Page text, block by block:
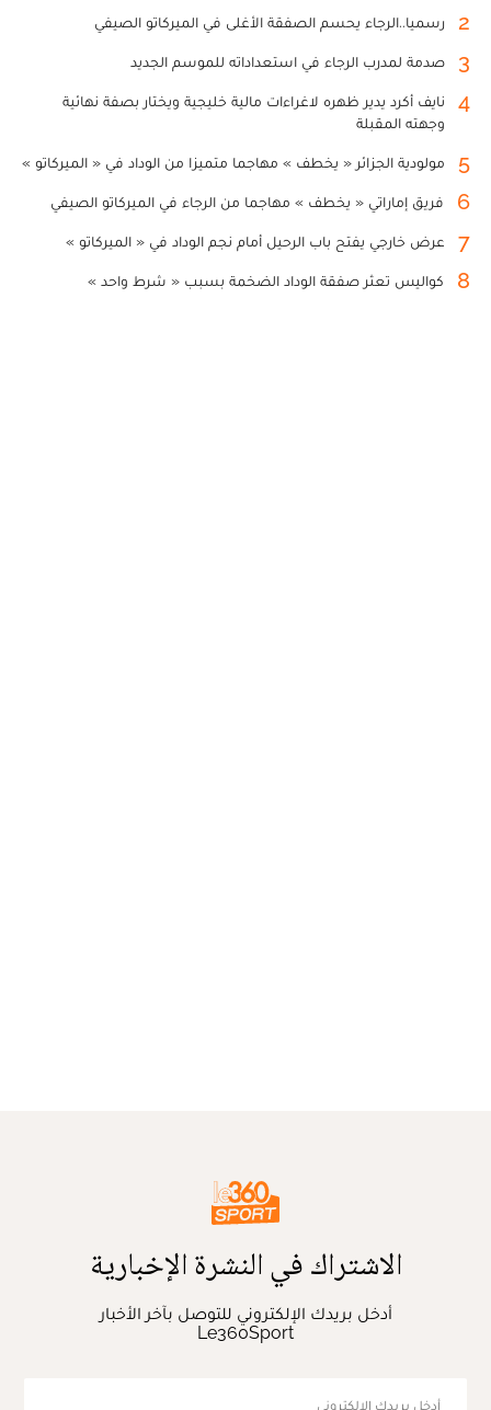
2 رسميا..الرجاء يحسم الصفقة الأغلى في الميركاتو الصيفي
3 صدمة لمدرب الرجاء في استعداداته للموسم الجديد
4
نايف أكرد يدير ظهره لاغراءات مالية خليجية ويختار بصفة نهائية
وجهته المقبلة
5 مولودية الجزائر « يخطف » مهاجما متميزا من الوداد في « الميركاتو »
6 فريق إماراتي « يخطف » مهاجما من الرجاء في الميركاتو الصيفي
7 عرض خارجي يفتح باب الرحيل أمام نجم الوداد في « الميركاتو »
8 كواليس تعثر صفقة الوداد الضخمة بسبب « شرط واحد »
الاشتراك في النشرة الإخبارية
أدخل بريدك الإلكتروني للتوصل بآخر الأخبار
Le360Sport